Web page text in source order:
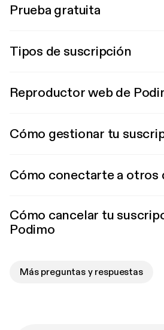
Prueba gratuita
Tipos de suscripción
Reproductor web de
Cómo gestionar tu
Cómo conectarte a otros
Cómo cancelar tu
Podimo
Más preguntas y respuestas